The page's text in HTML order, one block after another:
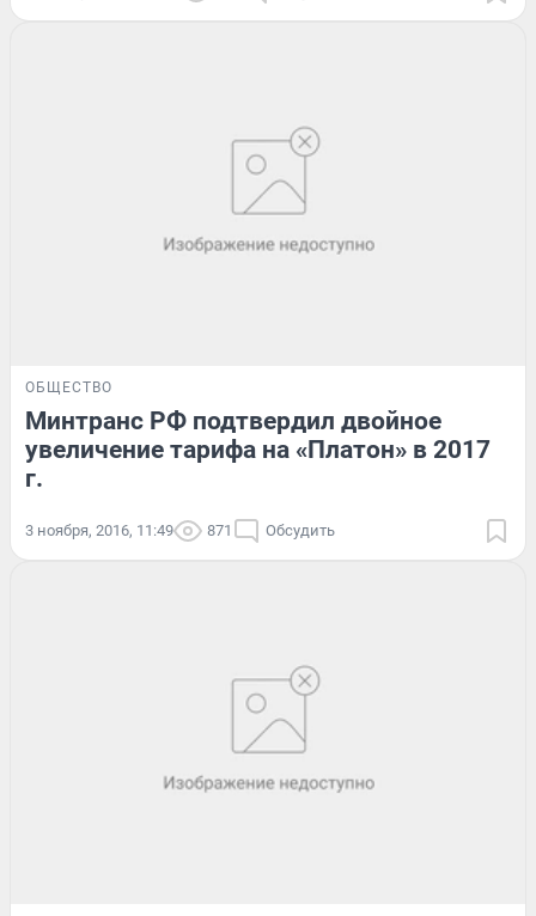
ОБЩЕСТВО
Минтранс РФ подтвердил двойное
увеличение тарифа на «Платон» в 2017
г.
3 ноября, 2016, 11:49 871 Обсудить